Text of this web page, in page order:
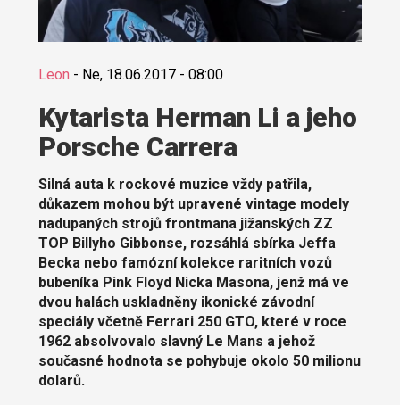
Leon - Ne, 18.06.2017 - 08:00
Kytarista Herman Li a jeho
Porsche Carrera
Silná auta k rockové muzice vždy patřila,
důkazem mohou být upravené vintage modely
nadupaných strojů frontmana jižanských ZZ
TOP Billyho Gibbonse, rozsáhlá sbírka Jeffa
Becka nebo famózní kolekce raritních vozů
bubeníka Pink Floyd Nicka Masona, jenž má ve
dvou halách uskladněny ikonické závodní
speciály včetně Ferrari 250 GTO, které v roce
1962 absolvovalo slavný Le Mans a jehož
současné hodnota se pohybuje okolo 50 milionu
dolarů.